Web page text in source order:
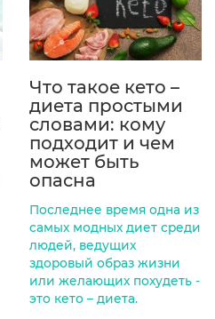
Что такое кето –
диета простыми
словами: кому
подходит и чем
может быть
опасна
Последнее время одна из
самых модных диет среди
людей, ведущих
здоровый образ жизни
или желающих похудеть -
это кето – диета.